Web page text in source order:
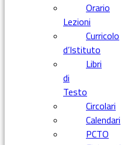
Orario
Lezioni
Curricolo
d’Istituto
Libri
di
Testo
Circolari
Calendari
PCTO